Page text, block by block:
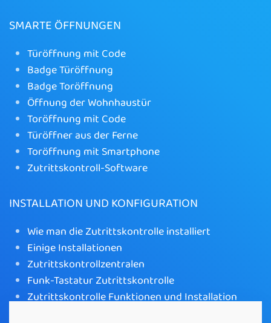
SMARTE ÖFFNUNGEN
Türöffnung mit Code
Badge Türöffnung
Badge Toröffnung
Öffnung der Wohnhaustür
Toröffnung mit Code
Türöffner aus der Ferne
Toröffnung mit Smartphone
Zutrittskontroll-Software
INSTALLATION UND KONFIGURATION
Wie man die Zutrittskontrolle installiert
Einige Installationen
Zutrittskontrollzentralen
Funk-Tastatur Zutrittskontrolle
Zutrittskontrolle Funktionen und Installation